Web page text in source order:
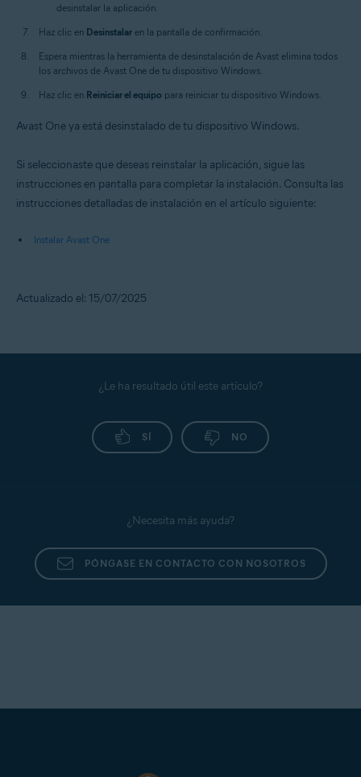
desinstalar la aplicación.
Haz clic en Desinstalar en la pantalla de confirmación.
Espera mientras la herramienta de desinstalación de Avast elimina todos
los archivos de Avast One de tu dispositivo Windows.
Haz clic en Reiniciar el equipo para reiniciar tu dispositivo Windows.
Avast One ya está desinstalado de tu dispositivo Windows.
Si seleccionaste que deseas reinstalar la aplicación, sigue las
instrucciones en pantalla para completar la instalación. Consulta las
instrucciones detalladas de instalación en el artículo siguiente:
Instalar Avast One
Actualizado el: 15/07/2025
¿Le ha resultado útil este artículo?
SÍ NO
¿Necesita más ayuda?
PÓNGASE EN CONTACTO CON NOSOTROS